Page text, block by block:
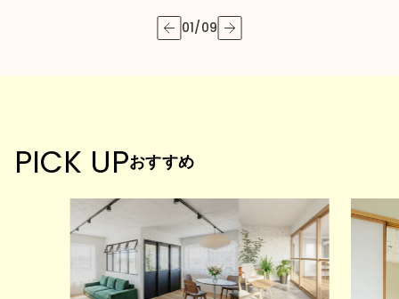
01/09
PICK UPおすすめ